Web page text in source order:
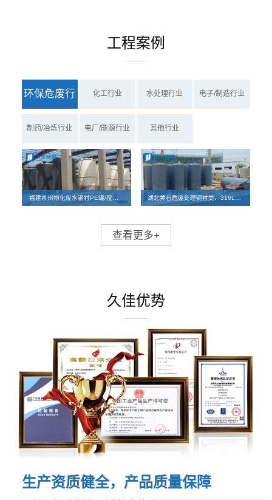
工程案例
环保危废行
业
化工行业 水处理行业 电子/制造行业
制药/冶炼行业 电厂/能源行业 其他行业
福建泉州物化废水钢衬PE罐/搅拌罐、PE罐项目案例 湖北黄石危废处理钢衬类、316L碳钢储罐及反应釜离子交换柱设备项目
查看更多+
久佳优势
生产资质健全，产品质量保障